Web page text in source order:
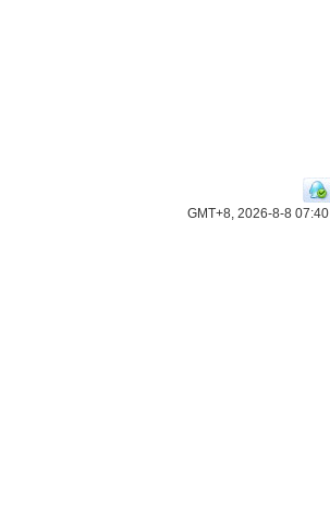
GMT+8, 2026-8-8 07:40